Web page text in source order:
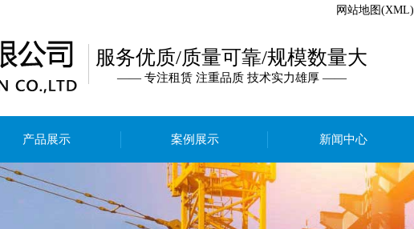
网站地图(XML)
服务优质/质量可靠/规模数量大
—— 专注租赁 注重品质 技术实力雄厚 ——
产品展示 案例展示 新闻中心